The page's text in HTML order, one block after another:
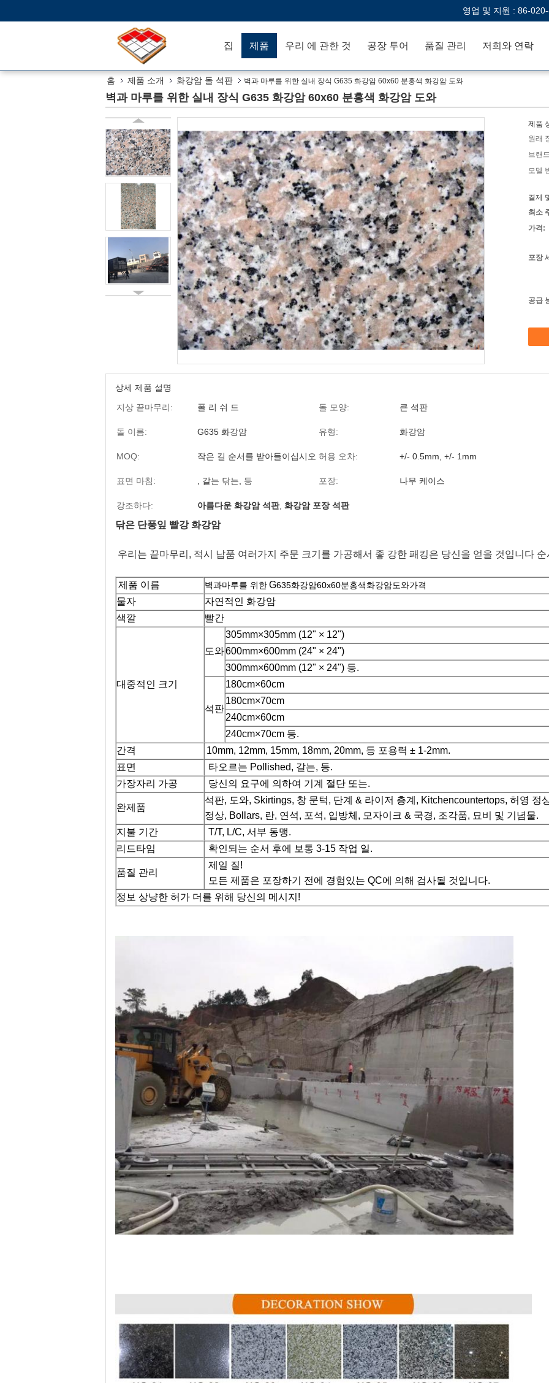
영업 및 지원 : 86-
집 제품 우리 에 관한 것 공장 투어 품질 관리 저희와 연락
홈 제품 소개 화강암 돌 석판 벽과 마루를 위한 실내 장식 G635 화강암 60x60 분홍색 화강암 도와
벽과 마루를 위한 실내 장식 G635 화강암 60x60 분홍색 화강암 도와
제품
원래
브랜
모델
결제
최소
가격:
포장
공급
상세 제품 설명
지상 끝마무리:
폴 리 쉬 드 돌 모양: 큰 석판
돌 이름: G635 화강암 유형: 화강암
MOQ: 작은 길 순서를 받아들이십시오 허용 오차: +/- 0.5mm, +/- 1mm
표면 마침: , 갈는 닦는, 등 포장: 나무 케이스
강조하다: 아름다운 화강암 석판, 화강암 포장 석판
닦은 단풍잎 빨강 화강암
우리는 끝마무리, 적시 납품 여러가지 주문 크기를 가공해서 좋 강한 패킹은 당신을 얻을 것입니다
제품 이름 벽과마루를 위한G635화강암60x60분홍색화강암도와가격
물자
자연적인 화강암
색깔
빨간
대중적인 크기
도와
305mm×305mm (12" × 12")
600mm×600mm (24" × 24")
300mm×600mm (12" × 24") 등.
석판
180cm×60cm
180cm×70cm
240cm×60cm
240cm×70cm 등.
간격
10mm, 12mm, 15mm, 18mm, 20mm, 등 포용력 ± 1-2mm.
표면
타오르는 Pollished, 갈는, 등.
가장자리 가공
당신의 요구에 의하여 기계 절단 또는.
완제품
석판, 도와, Skirtings, 창 문턱, 단계 & 라이저 층계, Kitchencountertops, 허영 정
정상, Bollars, 란, 연석, 포석, 입방체, 모자이크 & 국경, 조각품, 묘비 및 기념물.
지불 기간
T/T, L/C, 서부 동맹.
리드타임
확인되는 순서 후에 보통 3-15 작업 일.
품질 관리
제일 질!
모든 제품은 포장하기 전에 경험있는 QC에 의해 검사될 것입니다.
정보 상냥한 허가 더를 위해 당신의 메시지!